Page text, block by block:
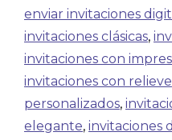
enviar invitaciones
invitaciones clásicas,
invitaciones con
invitaciones con relieve
personalizados,
elegante, invitaciones